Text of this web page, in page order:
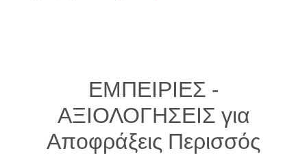
ΕΜΠΕΙΡΙΕΣ -
ΑΞΙΟΛΟΓΗΣΕΙΣ για
Αποφράξεις Περισσός